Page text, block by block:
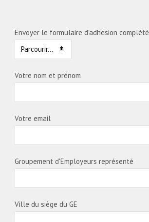
Envoyer le formulaire d'adhésion complété
Parcourir...
Votre nom et prénom
Votre email
Groupement d'Employeurs représenté
Ville du siège du GE